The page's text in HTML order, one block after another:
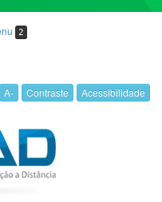
2
A- Contraste Acessibilidade